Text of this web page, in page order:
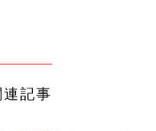
連記事